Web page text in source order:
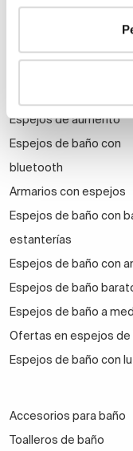
Espejos de aumento
Espejos de baño con
bluetooth
Armarios con espejos
Espejos de baño con
estanterías
Espejos de baño con
Espejos de baño
Espejos de baño a
Ofertas en espejos de
Espejos de baño con
Accesorios para baño
Toalleros de baño